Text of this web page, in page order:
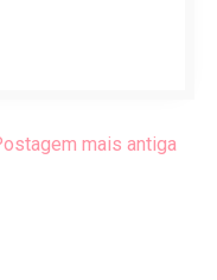
mais antiga